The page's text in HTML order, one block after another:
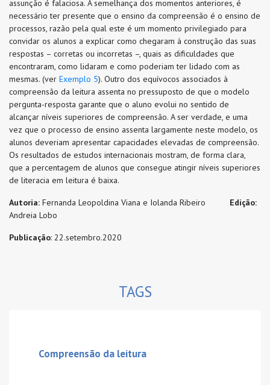
assunção é falaciosa. À semelhança dos momentos anteriores, é
necessário ter presente que o ensino da compreensão é o ensino de
processos, razão pela qual este é um momento privilegiado para
convidar os alunos a explicar como chegaram à construção das suas
respostas – corretas ou incorretas –, quais as dificuldades que
encontraram, como lidaram e como poderiam ter lidado com as
mesmas. (ver Exemplo 5). Outro dos equívocos associados à
compreensão da leitura assenta no pressuposto de que o modelo
pergunta-resposta garante que o aluno evolui no sentido de
alcançar níveis superiores de compreensão. A ser verdade, e uma
vez que o processo de ensino assenta largamente neste modelo, os
alunos deveriam apresentar capacidades elevadas de compreensão.
Os resultados de estudos internacionais mostram, de forma clara,
que a percentagem de alunos que consegue atingir níveis superiores
de literacia em leitura é baixa.
Autoria: Fernanda Leopoldina Viana e Iolanda Ribeiro Edição:
Andreia Lobo
Publicação: 22.setembro.2020
TAGS
Compreensão da leitura